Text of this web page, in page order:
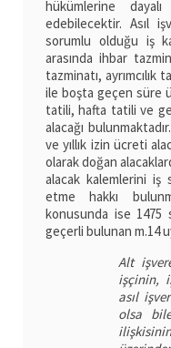
hükümlerine
edebilecektir. Asıl
sorumlu olduğu iş
arasında ihbar
tazminatı, ayrımcılık
ile boşta geçen süre
tatili, hafta tatili ve
alacağı
ve yıllık izin ücreti
olarak doğan
alacak kalemlerini iş
etme hakkı
konusunda ise 1475
geçerli bulunan m.14
Alt
işçinin,
asıl
olsa